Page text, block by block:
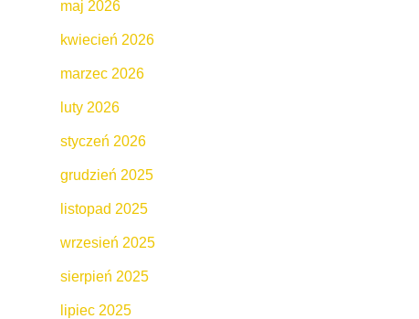
maj 2026
kwiecień 2026
marzec 2026
luty 2026
styczeń 2026
grudzień 2025
listopad 2025
wrzesień 2025
sierpień 2025
lipiec 2025